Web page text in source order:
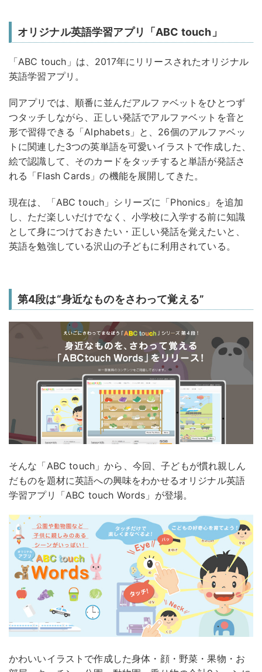
オリジナル英語学習アプリ「ABC touch」
「ABC touch」は、2017年にリリースされたオリジナル
英語学習アプリ。
同アプリでは、順番に並んだアルファベットをひとつず
つタッチしながら、正しい発話でアルファベットを音と
形で習得できる「Alphabets」と、26個のアルファベッ
トに関連した3つの英単語を可愛いイラストで作成した、
絵で認識して、そのカードをタッチすると単語が発話さ
れる「Flash Cards」の機能を展開してきた。
現在は、「ABC touch」シリーズに「Phonics」を追加
し、ただ楽しいだけでなく、小学校に入学する前に知識
として身につけておきたい・正しい発話を覚えたいと、
英語を勉強している沢山の子どもに利用されている。
第4段は“身近なものをさわって覚える”
そんな「ABC touch」から、今回、子どもが慣れ親しん
だものを題材に英語への興味をわかせるオリジナル英語
学習アプリ「ABC touch Words」が登場。
かわいいイラストで作成した身体・顔・野菜・果物・お